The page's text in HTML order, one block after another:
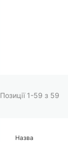
Позиції 1-59 з 59
Назва